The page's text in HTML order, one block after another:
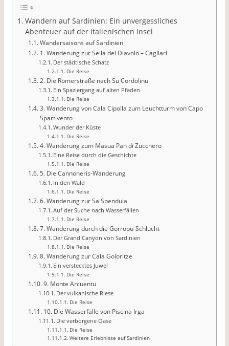
Wandern auf Sardinien: Ein unvergessliches
Abenteuer auf der italienischen Insel
Wandersaisons auf Sardinien
1. Wanderung zur Sella del Diavolo – Cagliari
Der städtische Schatz
Die Reise
2. Die Römerstraße nach Su Cordolinu
Ein Spaziergang auf alten Pfaden
Die Reise
3. Wanderung von Cala Cipolla zum Leuchtturm von Capo
Spartivento
Wunder der Küste
Die Reise
4. Wanderung zum Masua Pan di Zucchero
Eine Reise durch die Geschichte
Die Reise
5. Die Cannoneris-Wanderung
In den Wald
Die Reise
6. Wanderung zur Sa Spendula
Auf der Suche nach Wasserfällen
Die Reise
7. Wanderung durch die Gorropu-Schlucht
Der Grand Canyon von Sardinien
Die Reise
8. Wanderung zur Cala Goloritze
Ein verstecktes Juwel
Die Reise
9. Monte Arcuentu
Der vulkanische Riese
Die Reise
10. Die Wasserfälle von Piscina Irga
Die verborgene Oase
Die Reise
Weitere Erlebnisse auf Sardinien